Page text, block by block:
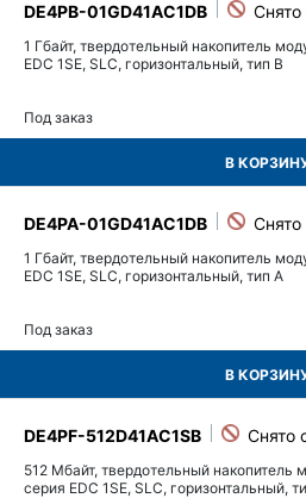
DE4PB-01GD41AC1DB
1 Гбайт, твердотельный накопитель
EDC 1SE, SLC, горизонтальный, тип B
Под заказ
В
DE4PA-01GD41AC1DB
1 Гбайт, твердотельный накопитель
EDC 1SE, SLC, горизонтальный, тип A
Под заказ
В
DE4PF-512D41AC1SB
512 Мбайт, твердотельный накопитель
серия EDC 1SE, SLC, горизонтальный,